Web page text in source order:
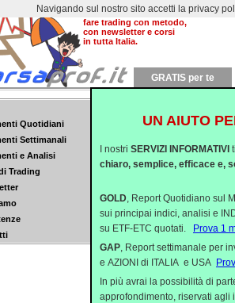
Dal 2000 aiutiamo a
fare trading con metodo,
con newsletter e corsi
in tutta Italia.
GRATIS per te
Quotidiani
Settimanali
e Analisi
Trading
Ieri i mercati in
festività.Dedico il
Le emozioni
Si avvicinano le
del Natale e del
termini. Con l’arrivo
UN AIUTO
I nostri SERVIZI INFORMATIVI
chiaro, semplice, efficace e,
GOLD, Report Quotidiano sul
sui principai indici, analisi e
su ETF-ETC quotati.
Prova 1
GAP, Report settimanale per
e AZIONI di ITALIA e USA
In più avrai la possibilità di
approfondimento, riservati agli
Navigando sul nostro sito accetti la privacy